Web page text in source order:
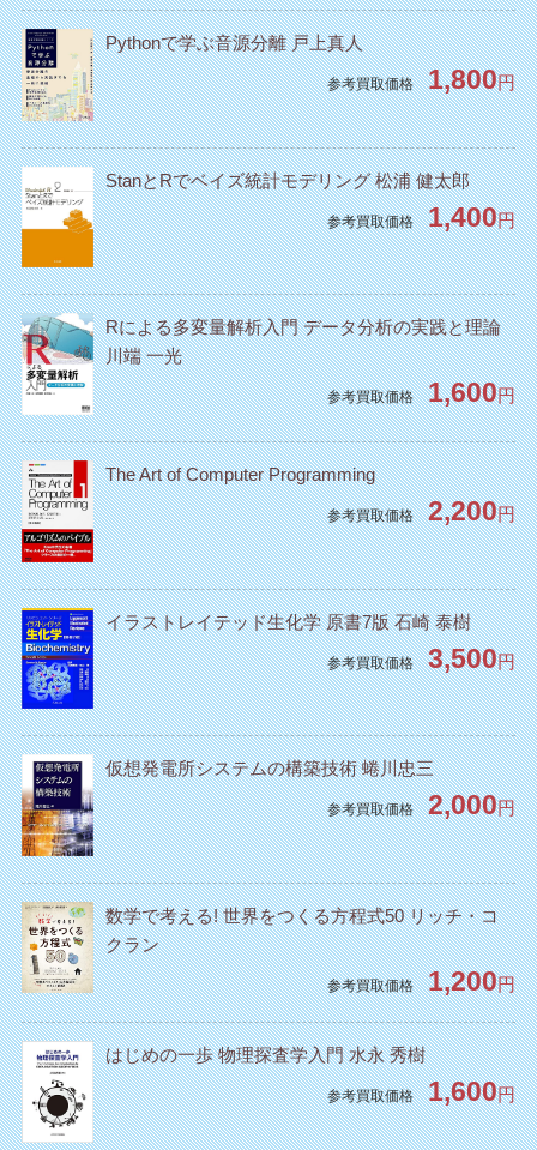
Pythonで学ぶ音源分離 戸上真人
参考買取価格 1,800円
StanとRでベイズ統計モデリング 松浦 健太郎
参考買取価格 1,400円
Rによる多変量解析入門 データ分析の実践と理論
川端 一光
参考買取価格 1,600円
The Art of Computer Programming
参考買取価格 2,200円
イラストレイテッド生化学 原書7版 石崎 泰樹
参考買取価格 3,500円
仮想発電所システムの構築技術 蜷川忠三
参考買取価格 2,000円
数学で考える! 世界をつくる方程式50 リッチ・コ
クラン
参考買取価格 1,200円
はじめの一歩 物理探査学入門 水永 秀樹
参考買取価格 1,600円